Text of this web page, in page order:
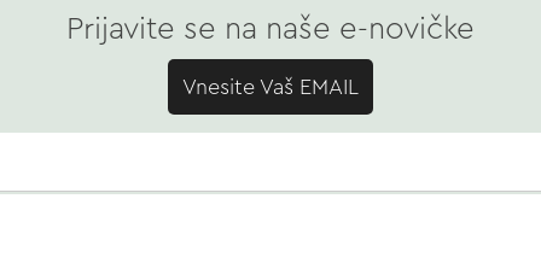
Prijavite se na naše e-novičke
Vnesite Vaš EMAIL